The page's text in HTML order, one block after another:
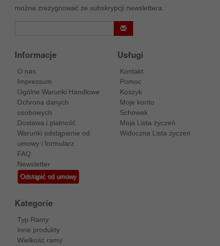
można zrezygnować ze subskrypcji newslettera.
Informacje
O nas
Impressum
Ogólne Warunki Handlowe
Ochrona danych
osobowych
Dostawa i platność
Warunki odstąpienie od
umowy i formularz
FAQ
Newsletter
Odstąpić od umowy
Usługi
Kontakt
Pomoc
Koszyk
Moje konto
Schowek
Moja Lista życzeń
Widoczna Lista życzeń
Kategorie
Typ Ramy
Inne produkty
Wielkość ramy